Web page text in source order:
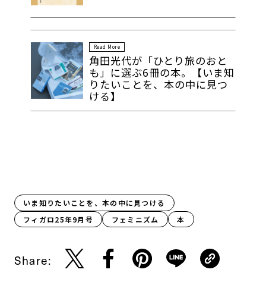
Read More
角田光代が「ひとり旅のおと
も」に選ぶ6冊の本。【いま知
りたいことを、本の中に見つ
ける】
いま知りたいことを、本の中に見つける
フィガロ25年9月号
フェミニズム 本
Share: